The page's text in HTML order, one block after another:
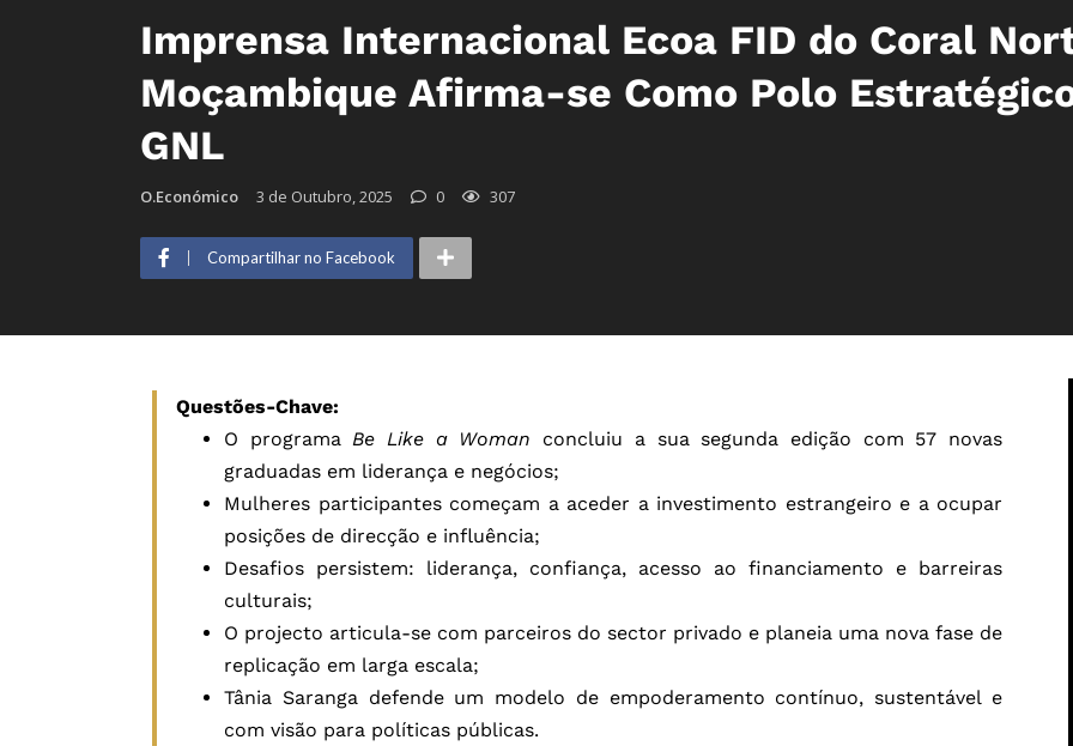
Imprensa Internacional Ecoa FID do Coral
Moçambique Afirma-se Como Polo
GNL
O.Económico 3 de Outubro, 2025 0 307
Compartilhar no Facebook
Questões-Chave:
O programaBe Like a Woman concluiu a sua segunda edição com 57 novas
graduadas em liderança e negócios;
Mulheres participantes começam a aceder a investimento estrangeiro e a ocupar
posições de direcção e influência;
Desafios persistem: liderança, confiança, acesso ao financiamento e barreiras
culturais;
O projecto articula-se com parceiros do sector privado e planeia uma nova fase de
replicação em larga escala;
Tânia Saranga defende um modelo de empoderamento contínuo, sustentável e
com visão para políticas públicas.